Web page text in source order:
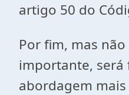
artigo 50 do
Por fim, mas
importante, será
abordagem